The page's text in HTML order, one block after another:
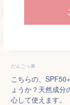
だんごっ鼻
こちらの、
ょうか？天然成
心して使えます。